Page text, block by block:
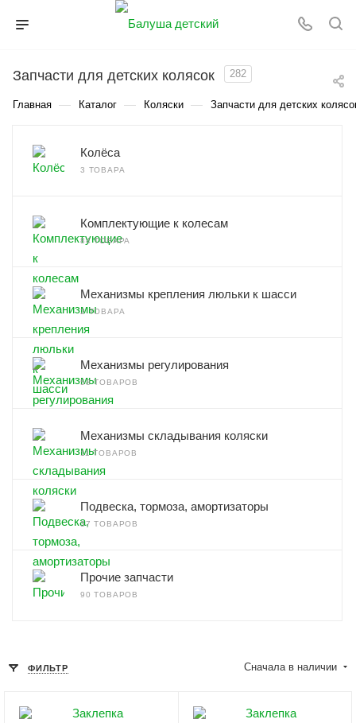
Запчасти для детских колясок 282
Главная — Каталог — Коляски — Запчасти для детских
Колёса
3 ТОВАРА
Комплектующие к колесам
84 ТОВАРА
Механизмы крепления люльки к шасси
2 ТОВАРА
Механизмы регулирования
58 ТОВАРОВ
Механизмы складывания коляски
11 ТОВАРОВ
Подвеска, тормоза, амортизаторы
37 ТОВАРОВ
Прочие запчасти
90 ТОВАРОВ
ФИЛЬТР Сначала в наличии